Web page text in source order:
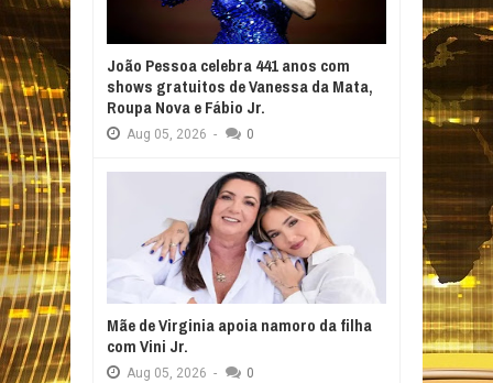
João Pessoa celebra 441 anos com
shows gratuitos de Vanessa da Mata,
Roupa Nova e Fábio Jr.
Aug 05, 2026 - 0
Mãe de Virginia apoia namoro da filha
com Vini Jr.
Aug 05, 2026 - 0